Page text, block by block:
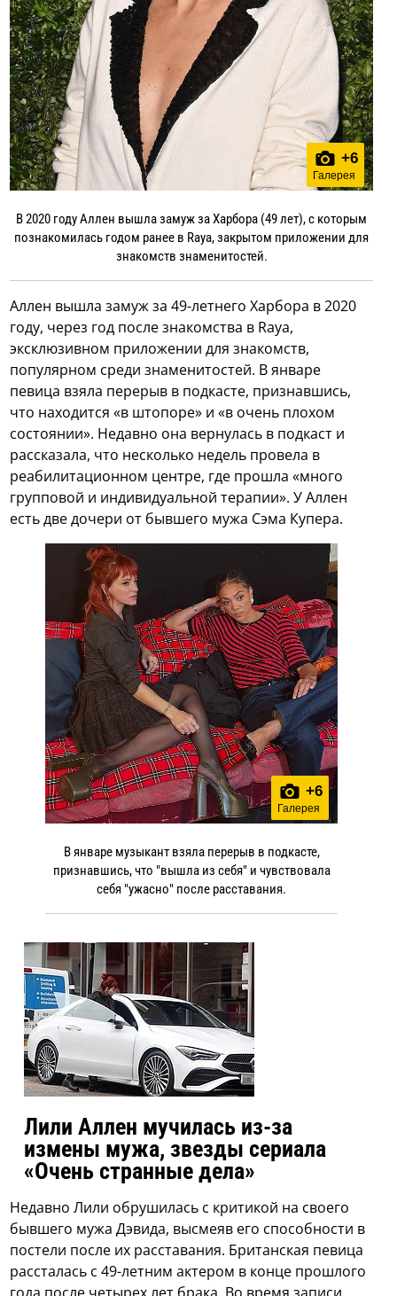
+6
Галерея
В 2020 году Аллен вышла замуж за Харбора (49 лет), с которым
познакомилась годом ранее в Raya, закрытом приложении для
знакомств знаменитостей.
Аллен вышла замуж за 49-летнего Харбора в 2020
году, через год после знакомства в Raya,
эксклюзивном приложении для знакомств,
популярном среди знаменитостей. В январе
певица взяла перерыв в подкасте, признавшись,
что находится «в штопоре» и «в очень плохом
состоянии». Недавно она вернулась в подкаст и
рассказала, что несколько недель провела в
реабилитационном центре, где прошла «много
групповой и индивидуальной терапии». У Аллен
есть две дочери от бывшего мужа Сэма Купера.
+6
Галерея
В январе музыкант взяла перерыв в подкасте,
признавшись, что "вышла из себя" и чувствовала
себя "ужасно" после расставания.
Лили Аллен мучилась из-за
измены мужа, звезды сериала
«Очень странные дела»
Недавно Лили обрушилась с критикой на своего
бывшего мужа Дэвида, высмеяв его способности в
постели после их расставания. Британская певица
рассталась с 49-летним актером в конце прошлого